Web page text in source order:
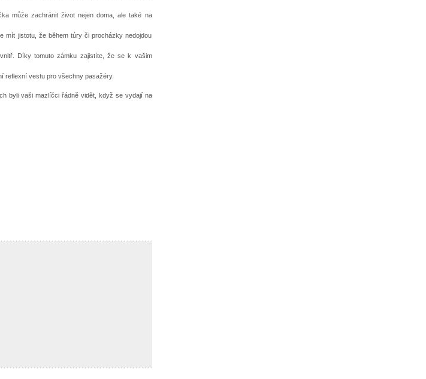
může zachránit život nejen doma, ale také na
jistotu, že během túry či procházky nedojdou
Díky tomuto zámku zajistíte, že se k vašim
reflexní vestu pro všechny pasažéry.
byli vaši mazlíčci řádně vidět, když se vydají na